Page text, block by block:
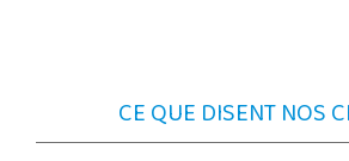
CE QUE DISENT NOS